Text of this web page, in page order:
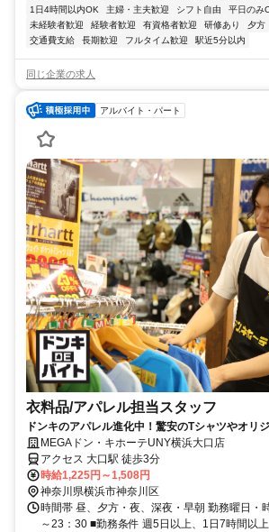
1日4時間以内OK
主婦・主夫歓迎 シフト自由 平日のみ
未経験者歓迎
経験者歓迎 有資格者歓迎 研修あり 夕方
交通費支給
長期歓迎 フルタイム歓迎 駅近5分以内
同じ企業の求人
アルバイト・パート
衣料品/アパレル担当スタッフ
ドンキのアパレル進化中！驚安のTシャツやオリ
ます♪MEGAドン・キホーテUNY横浜大口店
アクセス 大口駅 徒歩3分
時給1,225円～1,508円
神奈川県横浜市神奈川区
時間帯 昼、夕方・夜、深夜・早朝 勤務曜日・
～23：30 ■勤務条件 週5日以上、1日7時間以